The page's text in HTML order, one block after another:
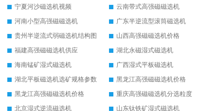
宁夏河沙磁选机视频
云南带式高强磁磁选机
河南小型高强磁磁选机
广东半逆流型滚筒磁选机
贵州半逆流式弱磁选机结构图
山西高强磁磁选机价格
福建高强磁磁选机供应
湖北永磁湿式磁选机
海南锰矿湿式磁选机
广西湿式平板磁选机
湖北平板磁选机选矿规格参数
黑龙江高强磁磁选机价格
黑龙江高强磁磁选机价格
重庆高强磁磁选机分选粒度
北京湿式逆流磁选机
山东钛铁矿湿式磁选机